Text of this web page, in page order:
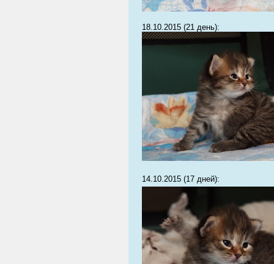
18.10.2015 (21 день):
14.10.2015 (17 дней):